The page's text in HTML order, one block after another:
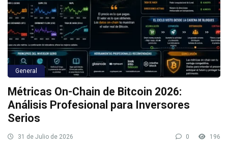
General
Métricas On-Chain de Bitcoin 2026:
Análisis Profesional para Inversores
Serios
31 de Julio de 2026 0 196